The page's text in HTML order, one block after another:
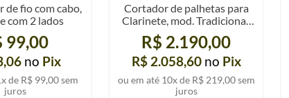
de fio com cabo,
com 2 lados
99,00
no Pix
x de R$ 99,00sem
juros
Cortador de palhetas para
Clarinete, mod. Tradicional,
"Vandoren", un.
R$ 2.190,00
R$ 2.058,60 no Pix
ou em até 10x de R$ 219,00sem
juros